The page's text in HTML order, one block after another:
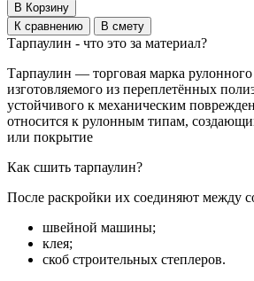
В Корзину
К сравнению
В смету
Тарпаулин - что это за материал?
Тарпаулин — торговая марка рулонного
изготовляемого из переплетённых
устойчивого к механическим
относится к рулонным типам,
или покрытие
Как сшить тарпаулин?
После раскройки их соединяют между
швейной машины;
клея;
скоб строительных степлеров.